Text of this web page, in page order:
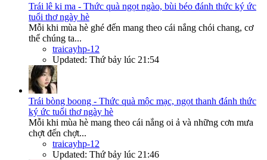
Trái lê ki ma - Thức quà ngọt ngào, bùi béo đánh thức ký ức
tuổi thơ ngày hè
Mỗi khi mùa hè ghé đến mang theo cái nắng chói chang, cơ
thể chúng ta...
traicayhp-12
Updated: Thứ bảy lúc 21:54
Trái bòng boong - Thức quà mộc mạc, ngọt thanh đánh thức
ký ức tuổi thơ ngày hè
Mỗi khi mùa hè mang theo cái nắng oi ả và những cơn mưa
chợt đến chợt...
traicayhp-12
Updated: Thứ bảy lúc 21:46